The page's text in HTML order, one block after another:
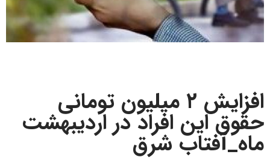
افزایش ۲ میلیون تومانی
حقوق این افراد در اردیبهشت
ماه_آفتاب شرق